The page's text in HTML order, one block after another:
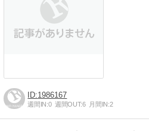
1986167
週間IN:0 週間OUT:6 月間IN:2